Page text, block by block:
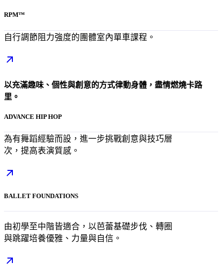
RPM™
自行調節阻力強度的團體室內單車課程。
以充滿趣味、個性與創意的方式律動身體，盡情燃燒卡路
里。
ADVANCE HIP HOP
為有舞蹈經驗而設，進一步挑戰創意與技巧層
次，提高表演質感。
BALLET FOUNDATIONS
由初學至中階皆適合，以芭蕾基礎步伐、轉圈
與跳躍培養優雅、力量與自信。